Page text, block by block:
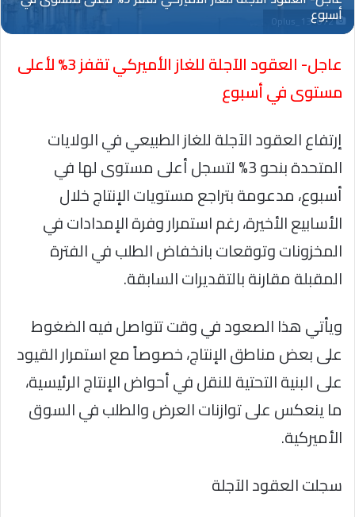
Oplus_131072
عاجل- العقود الآجلة للغاز الأميركي تقفز 3% لأعلى
مستوى في أسبوع
إرتفاع العقود الآجلة للغاز الطبيعي في الولايات
المتحدة بنحو 3% لتسجل أعلى مستوى لها في
أسبوع، مدعومة بتراجع مستويات الإنتاج خلال
الأسابيع الأخيرة، رغم استمرار وفرة الإمدادات في
المخزونات وتوقعات بانخفاض الطلب في الفترة
المقبلة مقارنة بالتقديرات السابقة.
ويأتي هذا الصعود في وقت تتواصل فيه الضغوط
على بعض مناطق الإنتاج، خصوصاً مع استمرار القيود
على البنية التحتية للنقل في أحواض الإنتاج الرئيسية،
ما ينعكس على توازنات العرض والطلب في السوق
الأميركية.
سجلت العقود الآجلة